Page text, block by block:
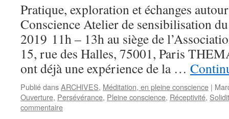
Pratique, exploration et échanges
Conscience Atelier de sensibilisation
2019 11h – 13h au siège de
15, rue des Halles, 75001, Paris
ont déjà une expérience de la …
Publié dansARCHIVES, Méditation, en pleine conscience |
Ouverture, Persévérance, Pleine conscience, Réceptivité,
commentaire